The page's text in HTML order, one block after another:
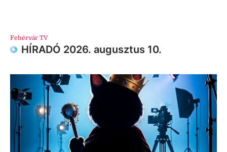
Fehérvár TV
HÍRADÓ 2026. augusztus 10.